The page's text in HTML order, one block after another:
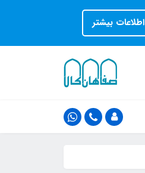
اطلاعات بیشتر